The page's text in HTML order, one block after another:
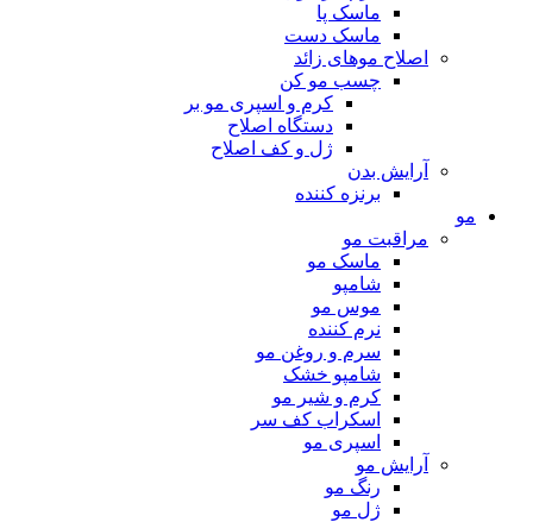
ماسک پا
ماسک دست
اصلاح موهای زائد
چسب مو کن
کرم و اسپری مو بر
دستگاه اصلاح
ژل و کف اصلاح
آرایش بدن
برنزه کننده
مو
مراقبت مو
ماسک مو
شامپو
موس مو
نرم کننده
سرم و روغن مو
شامپو خشک
کرم و شیر مو
اسکراب کف سر
اسپری مو
آرایش مو
رنگ مو
ژل مو